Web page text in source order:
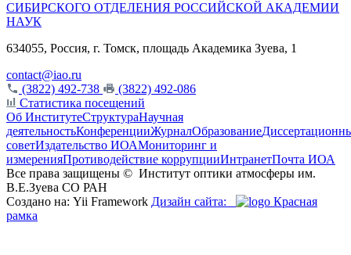
СИБИРСКОГО ОТДЕЛЕНИЯ РОССИЙСКОЙ АКАДЕМИИ
НАУК
634055, Россия, г. Томск, площадь Академика Зуева, 1
contact@iao.ru
(3822) 492-738
(3822) 492-086
Статистика посещений
Об ИнститутеСтруктураНаучная
деятельностьКонференцииЖурналОбразование
советИздательство ИОАМониторинг и
измеренияПротиводействие коррупцииИнтранетПочта ИОА
Все права защищены © Институт оптики атмосферы им.
В.Е.Зуева СО РАН
Создано на: Yii Framework Дизайн сайта:
Красная
рамка